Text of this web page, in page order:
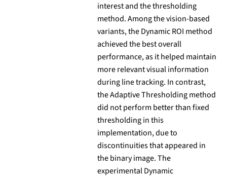
interest and the thresholding
method. Among the vision-based
variants, the Dynamic ROI method
achieved the best overall
performance, as it helped maintain
more relevant visual information
during line tracking. In contrast,
the Adaptive Thresholding method
did not perform better than fixed
thresholding in this
implementation, due to
discontinuities that appeared in
the binary image. The
experimental Dynamic